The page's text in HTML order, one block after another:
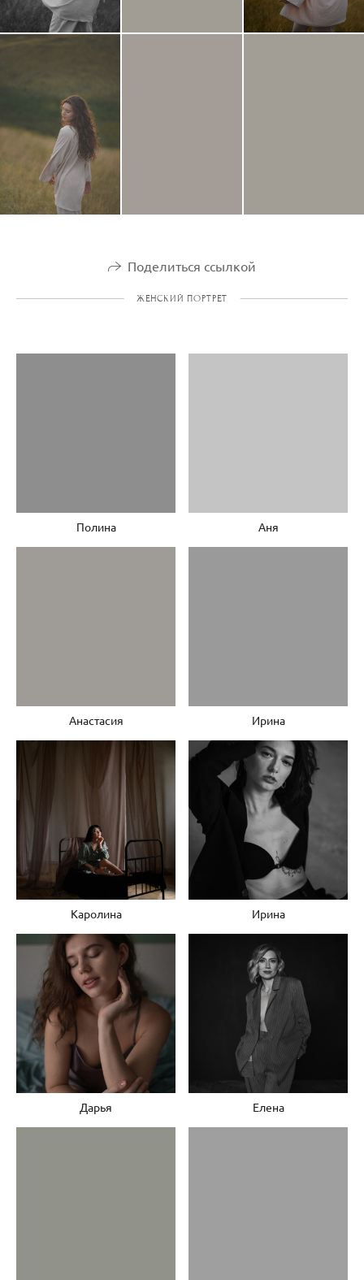
Поделиться ссылкой
ЖЕНСКИЙ ПОРТРЕТ
Полина Аня
Анастасия Ирина
Каролина Ирина
Дарья Елена